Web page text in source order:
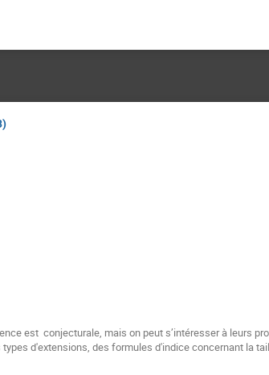
d'extensions, des formules d'indice concernant la